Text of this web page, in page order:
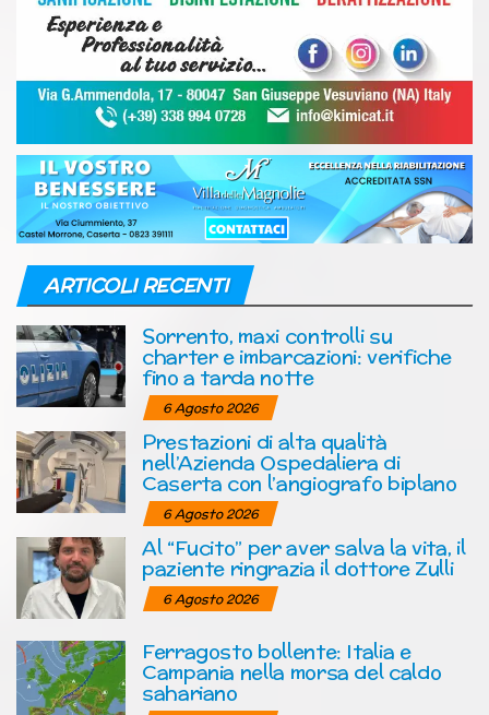
ARTICOLI RECENTI
Sorrento, maxi controlli su
charter e imbarcazioni: verifiche
fino a tarda notte
6 Agosto 2026
Prestazioni di alta qualità
nell’Azienda Ospedaliera di
Caserta con l’angiografo biplano
6 Agosto 2026
Al “Fucito” per aver salva la vita, il
paziente ringrazia il dottore Zulli
6 Agosto 2026
Ferragosto bollente: Italia e
Campania nella morsa del caldo
sahariano